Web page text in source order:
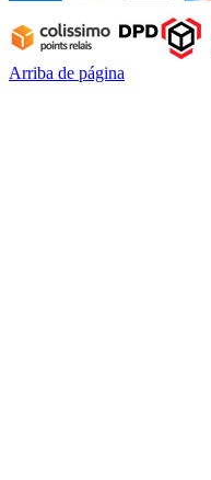
Arriba de página